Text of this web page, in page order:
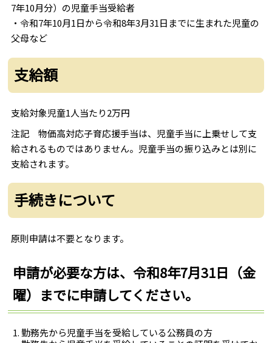
7年10月分）の児童手当受給者
・令和7年10月1日から令和8年3月31日までに生まれた児童の
父母など
支給額
支給対象児童1人当たり2万円
注記 物価高対応子育応援手当は、児童手当に上乗せして支
給されるものではありません。児童手当の振り込みとは別に
支給されます。
手続きについて
原則申請は不要となります。
申請が必要な方は、令和8年7月31日（金
曜）までに申請してください。
勤務先から児童手当を受給している公務員の方